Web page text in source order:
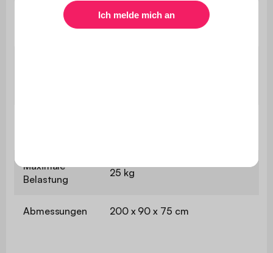
Stärke der
Maximale
Belastung
25 kg
Abmessungen 200 x 90 x 75 cm